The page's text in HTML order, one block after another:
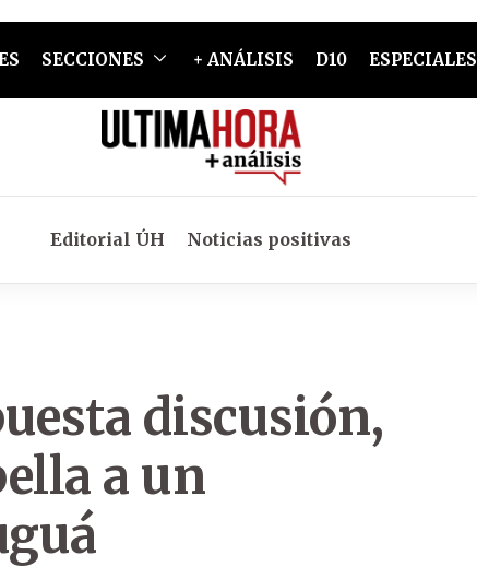
SECCIONES + ANÁLISIS D10 ESPECIALES
Editorial ÚH Noticias positivas
discusión,
a un